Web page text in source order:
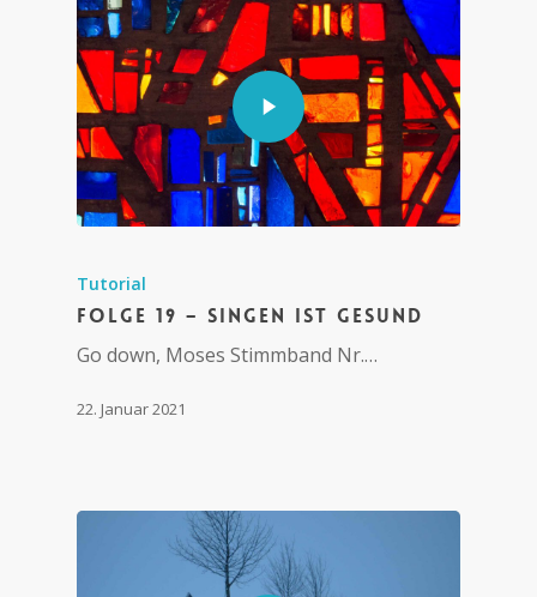
Tutorial
Folge 19 – Singen ist gesund
Go down, Moses Stimmband Nr.…
22. Januar 2021